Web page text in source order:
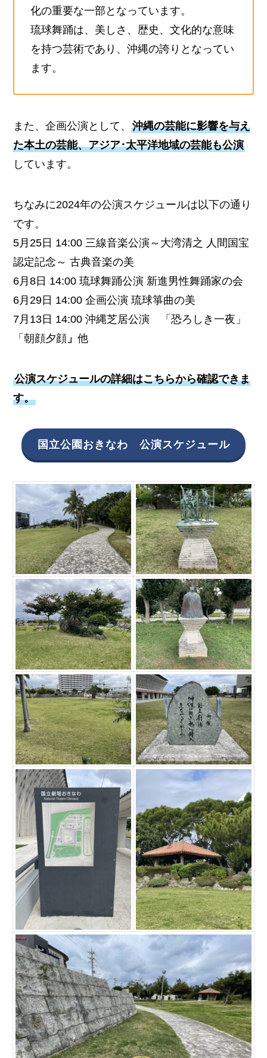
化の重要な一部となっています。
琉球舞踊は、美しさ、歴史、文化的な意味
を持つ芸術であり、沖縄の誇りとなってい
ます。
また、企画公演として、沖縄の芸能に影響を与え
た本土の芸能、アジア･太平洋地域の芸能も公演
しています。
ちなみに2024年の公演スケジュールは以下の通り
です。
5月25日 14:00 三線音楽公演～大湾清之 人間国宝
認定記念～ 古典音楽の美
6月8日 14:00 琉球舞踊公演 新進男性舞踊家の会
6月29日 14:00 企画公演 琉球箏曲の美
7月13日 14:00 沖縄芝居公演 「恐ろしき一夜」
「朝顔夕顔 」他
公演スケジュールの詳細はこちらから確認できま
す。
国立公園おきなわ 公演スケジュール